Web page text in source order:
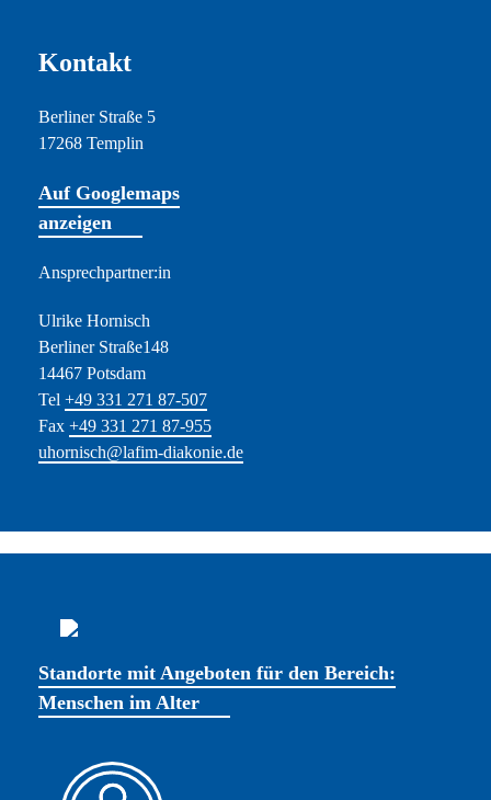
Kontakt
Berliner Straße 5
17268 Templin
Auf Googlemaps
anzeigen
Ansprechpartner:in
Ulrike Hornisch
Berliner Straße148
14467 Potsdam
Tel +49 331 271 87-507
Fax +49 331 271 87-955
uhornisch@lafim-diakonie.de
Standorte mit Angeboten für den Bereich:
Menschen im Alter